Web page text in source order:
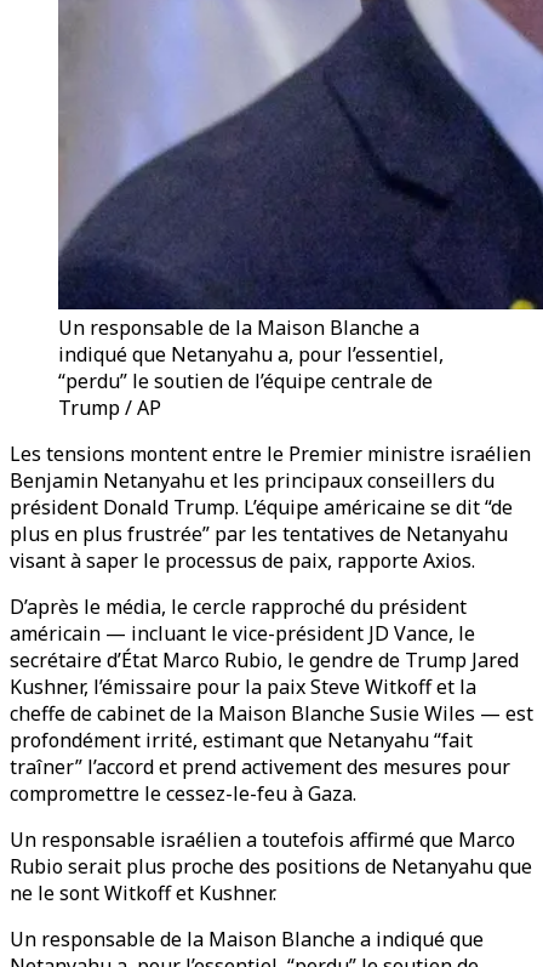
Un responsable de la Maison Blanche a
indiqué que Netanyahu a, pour l’essentiel,
“perdu” le soutien de l’équipe centrale de
Trump / AP
Les tensions montent entre le Premier ministre israélien
Benjamin Netanyahu et les principaux conseillers du
président Donald Trump. L’équipe américaine se dit “de
plus en plus frustrée” par les tentatives de Netanyahu
visant à saper le processus de paix, rapporte Axios.
D’après le média, le cercle rapproché du président
américain — incluant le vice-président JD Vance, le
secrétaire d’État Marco Rubio, le gendre de Trump Jared
Kushner, l’émissaire pour la paix Steve Witkoff et la
cheffe de cabinet de la Maison Blanche Susie Wiles — est
profondément irrité, estimant que Netanyahu “fait
traîner” l’accord et prend activement des mesures pour
compromettre le cessez-le-feu à Gaza.
Un responsable israélien a toutefois affirmé que Marco
Rubio serait plus proche des positions de Netanyahu que
ne le sont Witkoff et Kushner.
Un responsable de la Maison Blanche a indiqué que